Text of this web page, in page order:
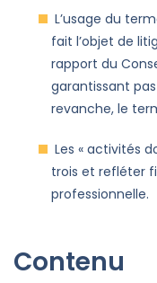
L’usage du
fait l’objet de
rapport du
garantissant
revanche, le
Les « activités
trois et refléter
professionnelle.
Contenu